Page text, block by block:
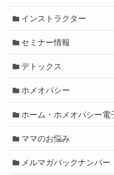
インストラクター
セミナー情報
デトックス
ホメオパシー
ホーム・ホメオパシー電
ママのお悩み
メルマガバックナンバー